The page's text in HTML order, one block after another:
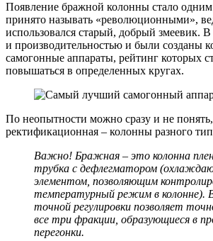
Появление бражной колонны стало
принято называть «революционными»,
использовался старый, добрый змеевик. В
и производительностью и были созданы
самогонные аппараты, рейтинг которых
повышаться в определенных кругах.
По неопытности можно сразу и не
ректификационная – колонны разного
Важно! Бражная – это колонна
трубка с дефлегматором
элементом, позволяющим
температурный режим в колонне).
точной регулировки позволяет
все три фракции, образующиеся в
перегонки.